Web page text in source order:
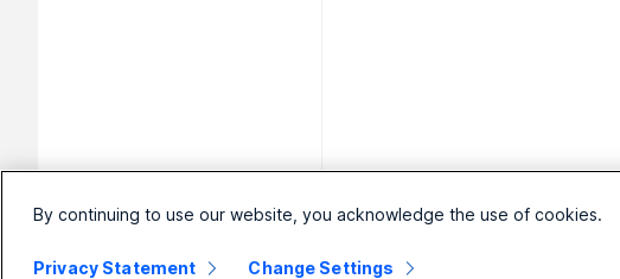
By continuing to use our website, you acknowledge the use of cookies.
Privacy Statement Change Settings